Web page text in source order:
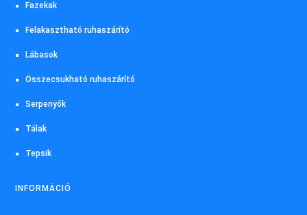
Fazekak
Felakasztható ruhaszárító
Lábasok
Összecsukható ruhaszárító
Serpenyők
Tálak
Tepsik
INFORMÁCIÓ